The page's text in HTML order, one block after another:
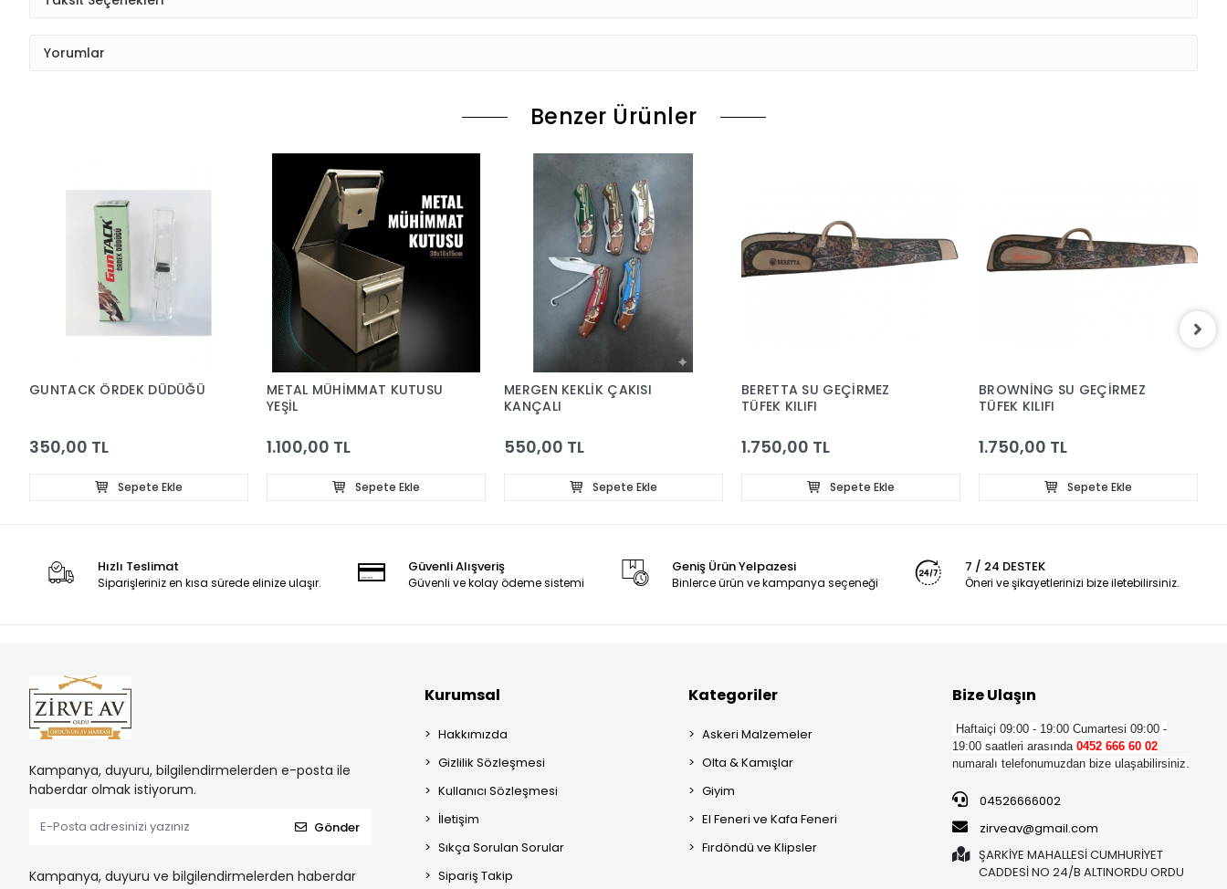
Yorumlar
Benzer Ürünler
GUNTACK ÖRDEK DÜDÜĞÜ
350,00 TL
Sepete Ekle
METAL MÜHİMMAT KUTUSU
YEŞİL
1.100,00 TL
Sepete Ekle
MERGEN KEKLİK ÇAKISI
KANÇALI
550,00 TL
Sepete Ekle
BERETTA SU GEÇİRMEZ
TÜFEK KILIFI
1.750,00 TL
Sepete Ekle
BROWNİNG SU GEÇİRMEZ
TÜFEK KILIFI
1.750,00 TL
Sepete Ekle
Hızlı Teslimat
Siparişleriniz en kısa sürede elinize ulaşır.
Güvenli Alışveriş
Güvenli ve kolay ödeme sistemi
Geniş Ürün Yelpazesi
Binlerce ürün ve kampanya seçeneği
7 / 24 DESTEK
Öneri ve şikayetlerinizi bize iletebilirsiniz.
Kampanya, duyuru, bilgilendirmelerden e-posta ile
haberdar olmak istiyorum.
Gönder
Kampanya, duyuru ve bilgilendirmelerden haberdar
Kurumsal
Hakkımızda
Gizlilik Sözleşmesi
Kullanıcı Sözleşmesi
İletişim
Sıkça Sorulan Sorular
Sipariş Takip
Kategoriler
Askeri Malzemeler
Olta & Kamışlar
Giyim
El Feneri ve Kafa Feneri
Fırdöndü ve Klipsler
Bize Ulaşın
Haftaiçi 09:00 - 19:00Cumartesi 09:00 -
19:00 saatleri arasında0452 666 60 02
numaralı telefonumuzdan bize ulaşabilirsiniz.
04526666002
zirveav@gmail.com
ŞARKİYE MAHALLESİ CUMHURİYET
CADDESİ NO 24/B ALTINORDU ORDU